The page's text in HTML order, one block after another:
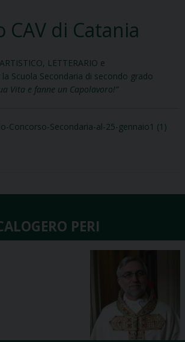
CAV di Catania
LETTERARIO e
Scuola Secondaria di secondo grado
Vita e fanne un Capolavoro!”
Concorso-Secondaria-al-25-gennaio1 (1)